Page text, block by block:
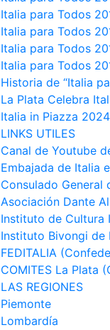
Italia para Todos
Italia para Todos
Italia para Todos
Italia para Todos
Historia de “Italia
La Plata Celebra
Italia in Piazza 2024
LINKS UTILES
Canal de Youtube
Embajada de Italia
Consulado General
Asociación Dante
Instituto de Cultura
Instituto Bivongi de
FEDITALIA
COMITES La Plata
LAS REGIONES
Piemonte
Lombardía